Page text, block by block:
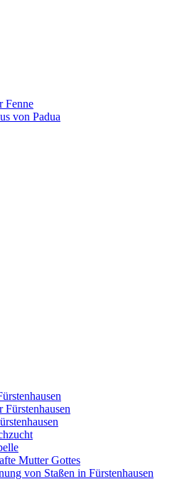
Fenne
von Padua
Fürstenhausen
Mutter Gottes
von Staßen in Fürstenhausen